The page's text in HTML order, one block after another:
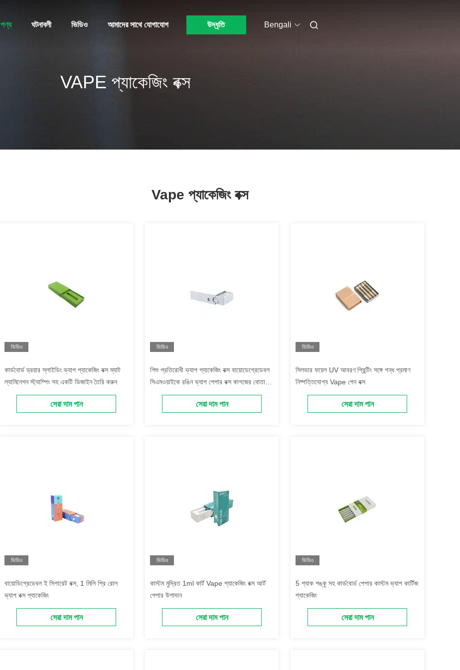
পণ্য ঘটনাবলী ভিডিও আমাদের সাথে যোগাযোগ উদ্ধৃতি Bengali
VAPE প্যাকেজিং বক্স
Vape প্যাকেজিং বক্স
ভিডিও
কার্ডবোর্ড ড্রয়ার স্লাইডিং ভ্যাপ প্যাকেজিং বক্স ম্যাট
ল্যামিনেশন স্ট্যাম্পিং সহ একটি ডিজাইন তৈরি করুন
সেরা দাম পান
ভিডিও
শিশু প্রতিরোধী ভ্যাপ প্যাকেজিং বক্স বায়োডেগ্রেডেবল
সিএমওয়াইকে রঙিন ভ্যাপ পেপার বক্স কাগজের বোতাম
সেরা দাম পান
ভিডিও
সিলভার ফয়েল UV আবরণ প্রিন্টিং সঙ্গে গন্ধ প্রমাণ
নিষ্পত্তিযোগ্য Vape পেন বক্স
সেরা দাম পান
ভিডিও
বায়োডিগ্রেডেবল ই সিগারেট বক্স, 1 মিলি প্রি রোল
ভ্যাপ বক্স প্যাকেজিং
সেরা দাম পান
ভিডিও
কাস্টম মুদ্রিত 1ml কার্ট Vape প্যাকেজিং বক্স আর্ট
পেপার উপাদান
সেরা দাম পান
ভিডিও
5 প্যাক শঙ্কু সহ কার্ডবোর্ড পেপার কাস্টম ভ্যাপ কার্টিজ
প্যাকেজিং
সেরা দাম পান